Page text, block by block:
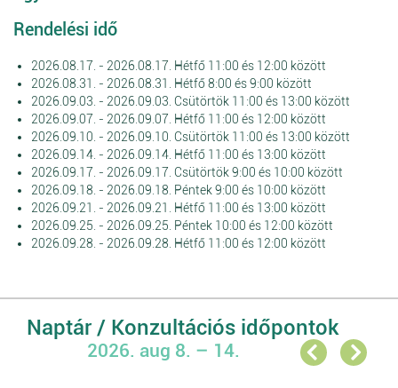
Rendelési idő
2026.08.17. - 2026.08.17. Hétfő 11:00 és 12:00 között
2026.08.31. - 2026.08.31. Hétfő 8:00 és 9:00 között
2026.09.03. - 2026.09.03. Csütörtök 11:00 és 13:00 között
2026.09.07. - 2026.09.07. Hétfő 11:00 és 12:00 között
2026.09.10. - 2026.09.10. Csütörtök 11:00 és 13:00 között
2026.09.14. - 2026.09.14. Hétfő 11:00 és 13:00 között
2026.09.17. - 2026.09.17. Csütörtök 9:00 és 10:00 között
2026.09.18. - 2026.09.18. Péntek 9:00 és 10:00 között
2026.09.21. - 2026.09.21. Hétfő 11:00 és 13:00 között
2026.09.25. - 2026.09.25. Péntek 10:00 és 12:00 között
2026.09.28. - 2026.09.28. Hétfő 11:00 és 12:00 között
Naptár / Konzultációs időpontok
2026. aug 8. – 14.